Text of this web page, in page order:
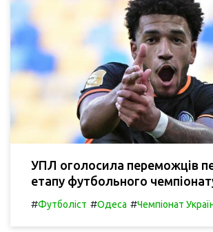
УПЛ оголосила переможців
етапу футбольного
#Футболіст #Одеса #Чемпіонат